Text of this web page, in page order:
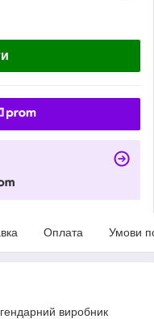
Оплата Умови
виробник